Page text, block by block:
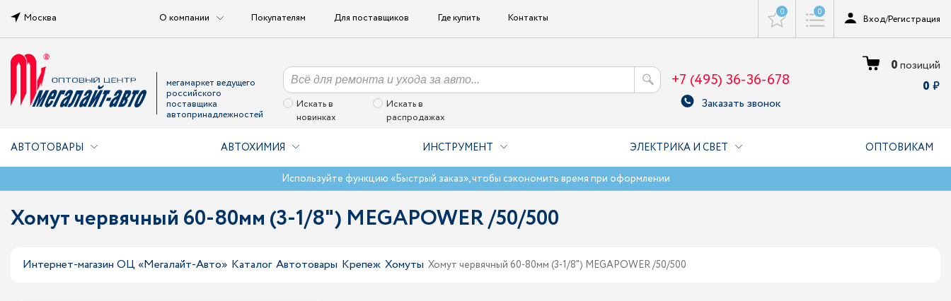
Москва О компании Покупателям Для поставщиков Где купить Контакты 0 0
Вход/Регистрация
мегамаркет ведущего
российского
поставщика
автопринадлежностей
Искать в
новинках
Искать в
распродажах
+7 (495) 36-36-678
Заказать звонок
0позиций
0
АВТОТОВАРЫ АВТОХИМИЯ ИНСТРУМЕНТ ЭЛЕКТРИКА И СВЕТ ОПТОВИКАМ
Используйте функцию «Быстрый заказ», чтобы сэкономить время при оформлении
Хомут червячный 60-80мм (3-1/8") MEGAPOWER /50/500
Интернет-магазин ОЦ «Мегалайт-Авто» Каталог Автотовары Крепеж Хомуты Хомут червячный 60-80мм (3-1/8") MEGAPOWER /50/500